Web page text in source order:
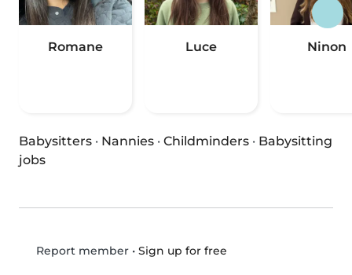
Romane Luce Ninon
Babysitters · Nannies · Childminders · Babysitting
jobs
Report member• Sign up for free